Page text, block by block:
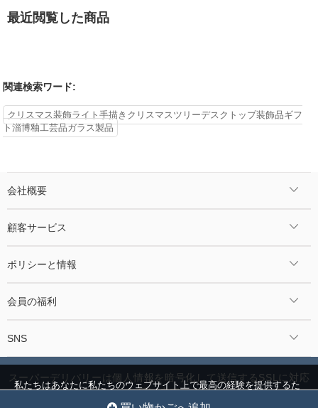
最近閲覧した商品
関連検索ワード:
クリスマス装飾ライト手描きクリスマスツリーデスクトップ装飾品ギフ
ト淄博釉工芸品ガラス製品
会社概要
顧客サービス
ポリシーと情報
会員の福利
SNS
スーパーデリバリーは個人情報を暗号化して送信するSSLに対応
しています。
©2024 Jcnmall.com All Rights Reserved.
私たちはあなたに私たちのウェブサイト上で最高の経験を提供するた
クッキー設定